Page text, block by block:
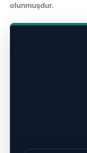
olunmuşdur.